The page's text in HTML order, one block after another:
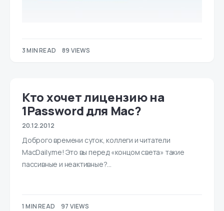
3 MIN READ 89 VIEWS
Кто хочет лицензию на
1Password для Mac?
20.12.2012
Доброго времени суток, коллеги и читатели
MacDaily.me! Это вы перед «концом света» такие
пассивные и неактивные?…
1 MIN READ 97 VIEWS